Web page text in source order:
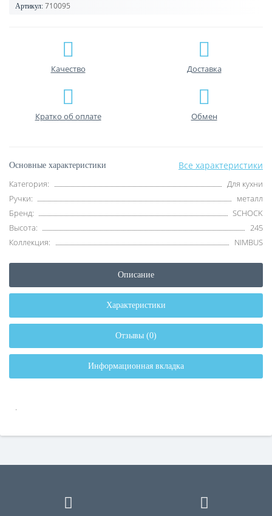
Артикул: 710095
Качество Доставка
Кратко об оплате Обмен
Основные характеристики Все характеристики
Категория:
Для кухни
Ручки:
металл
Бренд:
SCHOCK
Высота:
245
Коллекция:
NIMBUS
Описание
Характеристики
Отзывы (0)
Информационная вкладка
.